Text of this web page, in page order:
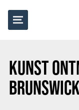
KUNST
BACK TO